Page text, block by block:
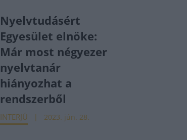
Nyelvtudásért
Egyesület elnöke:
Már most négyezer
nyelvtanár
hiányozhat a
rendszerből
INTERJÚ 2023. jún. 28.